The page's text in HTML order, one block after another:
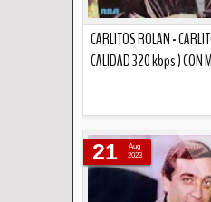
CARLITOS ROLAN -
CALIDAD 320 kbps ) CON
21
Aug
2023